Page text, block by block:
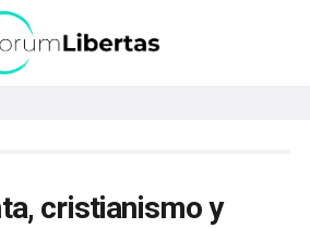
cristianismo y